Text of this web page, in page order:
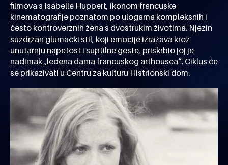
filmova s Isabelle Huppert, ikonom francuske
kinematografije poznatom po ulogama kompleksnih i
često kontroverznih žena s dvostrukim životima. Njezin
suzdržan glumački stil, koji emocije izražava kroz
unutarnju napetost i suptilne geste, priskrbio joj je
nadimak „ledena dama francuskog arthousea“. Ciklus će
se prikazivati u Centru za kulturu Histrionski dom.